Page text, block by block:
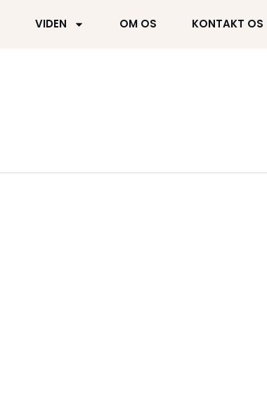
VIDEN OM OS KONTAKT OS